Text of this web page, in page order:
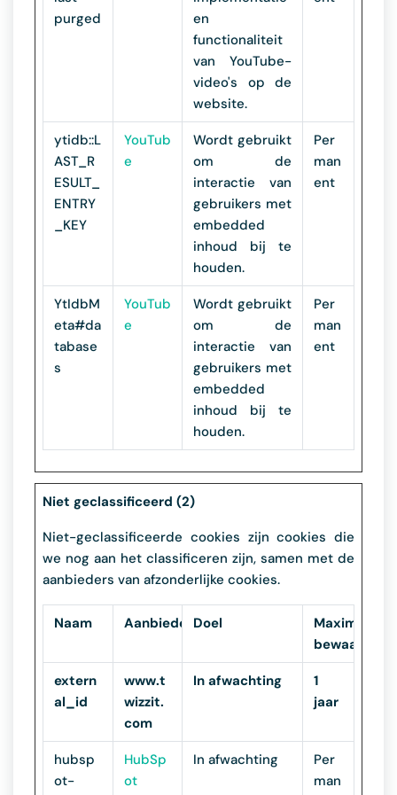
purged
en
functionaliteit
van YouTube-
video's op de
website.
ytidb::L
AST_R
ESULT_
ENTRY
_KEY
YouTub
e
Wordt gebruikt
om de
interactie van
gebruikers met
embedded
inhoud bij te
houden.
Per
man
ent
YtIdbM
eta#da
tabase
s
YouTub
e
Wordt gebruikt
om de
interactie van
gebruikers met
embedded
inhoud bij te
houden.
Per
man
ent
Niet geclassificeerd (2)
Niet-geclassificeerde cookies zijn cookies die
we nog aan het classificeren zijn, samen met de
aanbieders van afzonderlijke cookies.
Naam Aanbieder Doel
Maximale
extern
al_id
www.t
wizzit.
com
In afwachting
1
jaar
hubsp
ot-
HubSp
ot
In afwachting
Per
man